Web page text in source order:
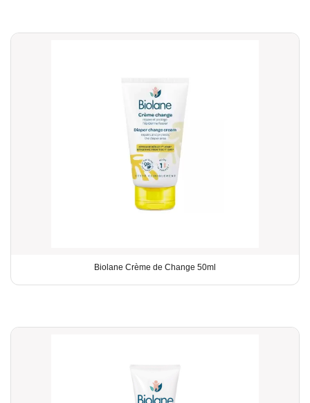
Biolane Crème de Change 50ml